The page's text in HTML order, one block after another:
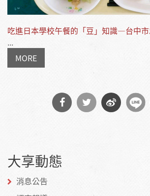
吃進日本學校午餐的「豆」知識—台中
...
MORE
Facebook
大享動態
消息公告